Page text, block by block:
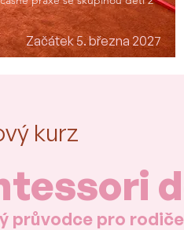
Začátek 5. března 2027
kurz
průvodce pro